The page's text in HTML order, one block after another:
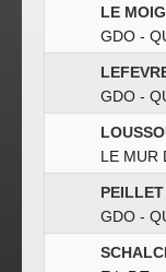
LE
GDO -
GDO -
LE MUR
PEILLET
GDO -